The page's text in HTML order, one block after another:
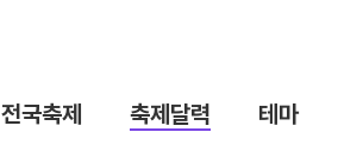
전국축제 축제달력 테마